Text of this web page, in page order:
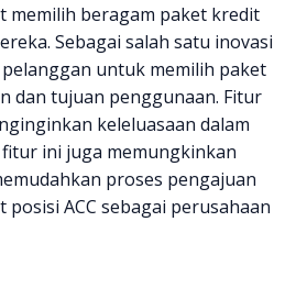
memilih beragam paket kredit
Sebagai salah satu inovasi
untuk memilih paket
dan tujuan penggunaan. Fitur
keleluasaan dalam
ini juga memungkinkan
proses pengajuan
ACC sebagai perusahaan